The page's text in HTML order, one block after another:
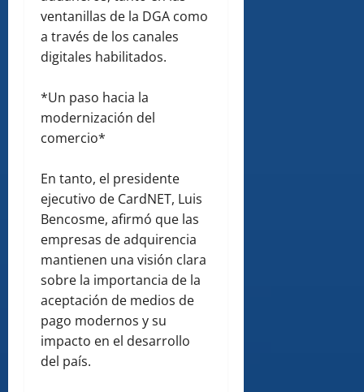
ventanillas de la DGA como
a través de los canales
digitales habilitados.
*Un paso hacia la
modernización del
comercio*
En tanto, el presidente
ejecutivo de CardNET, Luis
Bencosme, afirmó que las
empresas de adquirencia
mantienen una visión clara
sobre la importancia de la
aceptación de medios de
pago modernos y su
impacto en el desarrollo
del país.